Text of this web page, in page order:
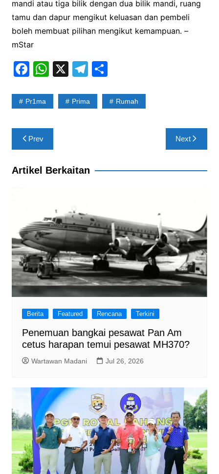
mandi atau tiga bilik dengan dua bilik mandi, ruang
tamu dan dapur mengikut keluasan dan pembeli
boleh membuat pilihan mengikut kemampuan. –
mStar
F
c
b
o
o
k
W
at
A
p
p
X T
e
S
ar
Pr1ma Prima Rumah
Post
navigation
Prev Next
Artikel Berkaitan
Berita Featured Rencana Terkini
Penemuan bangkai pesawat Pan Am
cetus harapan temui pesawat MH370?
Wartawan Madani Jul 26, 2026